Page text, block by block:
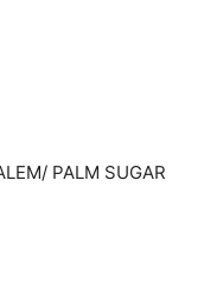
PALM SUGAR